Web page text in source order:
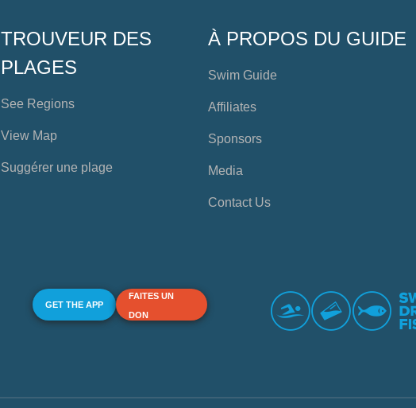
TROUVEUR DES
PLAGES
See Regions
View Map
Suggérer une plage
À PROPOS DU GUIDE
Swim Guide
Affiliates
Sponsors
Media
Contact Us
GET THE APP
FAITES UN
DON